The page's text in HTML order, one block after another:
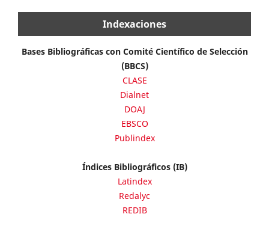
Indexaciones
Bases Bibliográficas con Comité Científico de Selección
(BBCS)
CLASE
Dialnet
DOAJ
EBSCO
Publindex
Índices Bibliográficos (IB)
Latindex
Redalyc
REDIB